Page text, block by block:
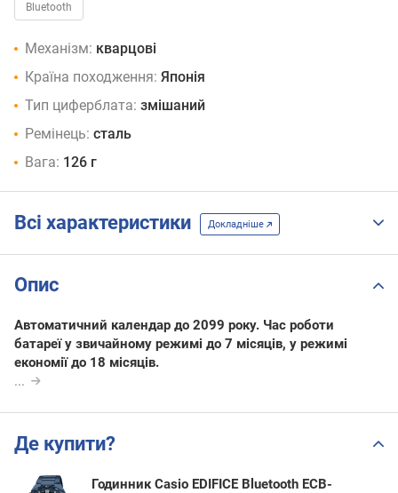
Bluetooth
Механізм: кварцові
Країна походження: Японія
Тип циферблата: змішаний
Ремінець: сталь
Вага: 126 г
Всі характеристики Докладніше
Опис
Автоматичний календар до 2099 року. Час роботи
батареї у звичайному режимі до 7 місяців, у режимі
економії до 18 місяців.
...
Де купити?
Годинник Casio EDIFICE Bluetooth ECB-